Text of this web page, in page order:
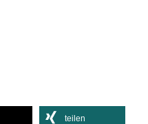
teilen